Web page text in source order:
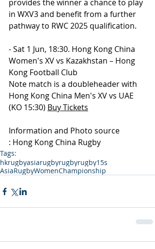
provides the winner a chance to play
in WXV3 and benefit from a further
pathway to RWC 2025 qualification.
- Sat 1 Jun, 18:30. Hong Kong China
Women's XV vs Kazakhstan – Hong
Kong Football Club
Note match is a doubleheader with
Hong Kong China Men's XV vs UAE
(KO 15:30) Buy Tickets
Information and Photo source
: Hong Kong China Rugby
Tags:
hkrugbyasiarugbyrugbyrugby15s
AsiaRugbyWomenChampionship